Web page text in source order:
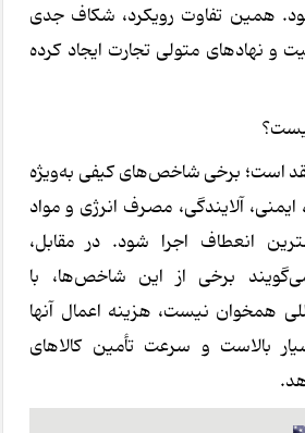
همین تفاوت رویکرد، شکاف جدی
و نهادهای متولی تجارت ایجاد کرده
است؛ برخی شاخص‌های کیفی به‌ویژه
ایمنی، آلایندگی، مصرف انرژی و مواد
انعطاف اجرا شود. در مقابل،
برخی از این شاخص‌ها، با
همخوان نیست، هزینه اعمال آنها
بالاست و سرعت تأمین کالاهای